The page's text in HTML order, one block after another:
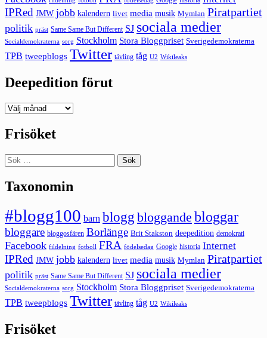
IPRed JMW jobb kalendern livet media musik Mymlan Piratpartiet
politik präst Same Same But Different SJ sociala medier
Socialdemokraterna sorg Stockholm Stora Bloggpriset Sverigedemokraterna
TPB tweepblogs Twitter tävling tåg U2 Wikileaks
Deepedition förut
Deepedition
Frisöket
Sök
efter:
Taxonomin
#blogg100 barn blogg bloggande bloggar
bloggare bloggosfären Borlänge Brit Stakston deepedition demokrati
Facebook fildelning fotboll FRA födelsedag Google historia Internet
IPRed JMW jobb kalendern livet media musik Mymlan Piratpartiet
politik präst Same Same But Different SJ sociala medier
Socialdemokraterna sorg Stockholm Stora Bloggpriset Sverigedemokraterna
TPB tweepblogs Twitter tävling tåg U2 Wikileaks
Frisöket